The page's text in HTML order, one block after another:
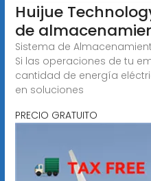
Huijue
de
Sistema de
Si las operaciones de tu
cantidad de energía
en soluciones
PRECIO GRATUITO